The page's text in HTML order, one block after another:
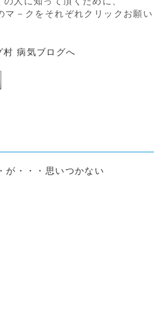
－クをそれぞれクリックお願い
が・・・思いつかない